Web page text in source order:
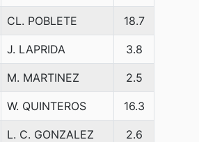
CL. POBLETE 18.7
J. LAPRIDA 3.8
M. MARTINEZ 2.5
W. QUINTEROS 16.3
L. C. GONZALEZ 2.6